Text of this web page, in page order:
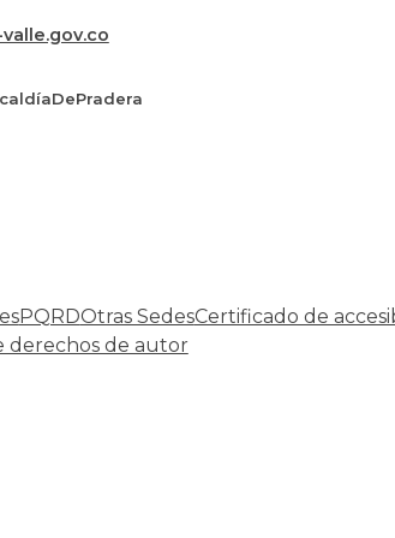
PQRDOtras SedesCertificado de
derechos de autor